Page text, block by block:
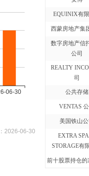
2026-06-30
EQUINIX有
西蒙房地产集
数字房地产信
公司
REALTY
司
公共存储
VENTAS
美国铁山
EXTRA
STORAGE有
前十股票持仓的